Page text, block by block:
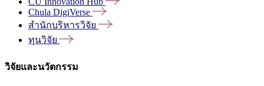
Chula DigiVerse
สำนักบริหารวิจัย
ทุนวิจัย
วิจัยและนวัตกรรม